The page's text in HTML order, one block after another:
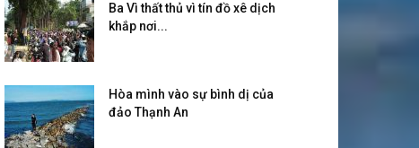
Ba Vì thất thủ vì tín đồ xê dịch
khắp nơi...
Hòa mình vào sự bình dị của
đảo Thạnh An